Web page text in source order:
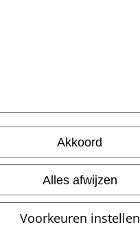
Akkoord
Alles afwijzen
Voorkeuren instellen
toegankelijkheid
wettelijke BTW
Popmerchandising BV